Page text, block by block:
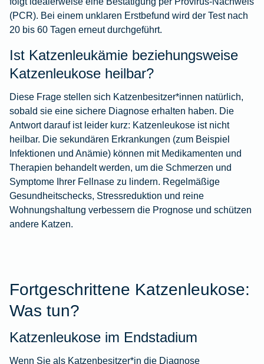
(PCR). Bei einem unklaren Erstbefund wird der Test nach
20 bis 60 Tagen erneut durchgeführt.
Ist Katzenleukämie beziehungsweise
Katzenleukose heilbar?
Diese Frage stellen sich Katzenbesitzer*innen natürlich,
sobald sie eine sichere Diagnose erhalten haben. Die
Antwort darauf ist leider kurz: Katzenleukose ist nicht
heilbar. Die sekundären Erkrankungen (zum Beispiel
Infektionen und Anämie) können mit Medikamenten und
Therapien behandelt werden, um die Schmerzen und
Symptome Ihrer Fellnase zu lindern. Regelmäßige
Gesundheitschecks, Stressreduktion und reine
Wohnungshaltung verbessern die Prognose und schützen
andere Katzen.
Fortgeschrittene Katzenleukose:
Was tun?
Katzenleukose im Endstadium
Wenn Sie als Katzenbesitzer*in die Diagnose